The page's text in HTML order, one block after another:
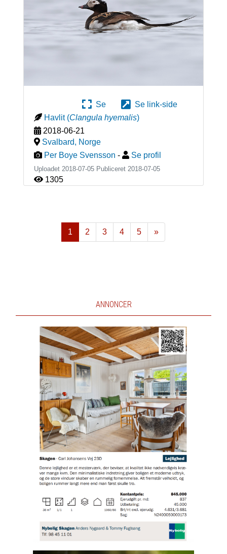
Se
Se link-side
Havlit (Clangula hyemalis)
2018-06-21
Svalbard, Norge
Per Boye Svensson - Se profil
Uploadet 2018-07-05 Publiceret 2018-07-05
1305
1 2 3 4 5
»
Næste
ANNONCER